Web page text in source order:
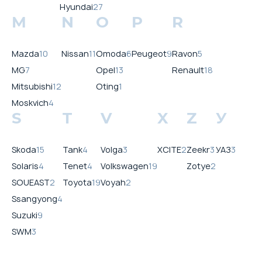
Hyundai27
M
Mazda10
MG7
Mitsubishi12
Moskvich4
N
Nissan11
O
Omoda6
Opel13
Oting1
P
Peugeot9
R
Ravon5
Renault18
S
Skoda15
Solaris4
SOUEAST2
Ssangyong4
Suzuki9
SWM3
T
Tank4
Tenet4
Toyota19
V
Volga3
Volkswagen19
Voyah2
X
XCITE2
Z
Zeekr3
Zotye2
У
УАЗ3